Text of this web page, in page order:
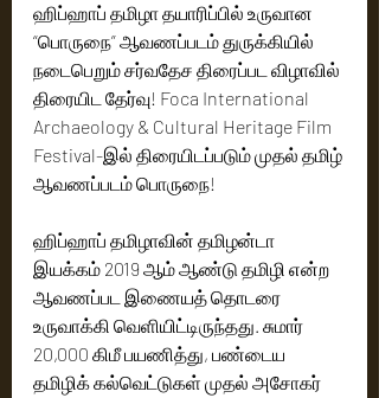
ஹிப்ஹாப் தமிழா தயாரிப்பில் உருவான
“பொருநை” ஆவணப்படம் துருக்கியில்
நடைபெறும் சர்வதேச திரைப்பட விழாவில்
திரையிட தேர்வு! Foca International
Archaeology & Cultural Heritage Film
Festival-இல் திரையிடப்படும் முதல் தமிழ்
ஆவணப்படம் பொருநை!
ஹிப்ஹாப் தமிழாவின் தமிழன்டா
இயக்கம் 2019 ஆம் ஆண்டு தமிழி என்ற
ஆவணப்பட இணையத் தொடரை
உருவாக்கி வெளியிட்டிருந்தது. சுமார்
20,000 கிமீ பயணித்து, பண்டைய
தமிழிக் கல்வெட்டுகள் முதல் அசோகர்